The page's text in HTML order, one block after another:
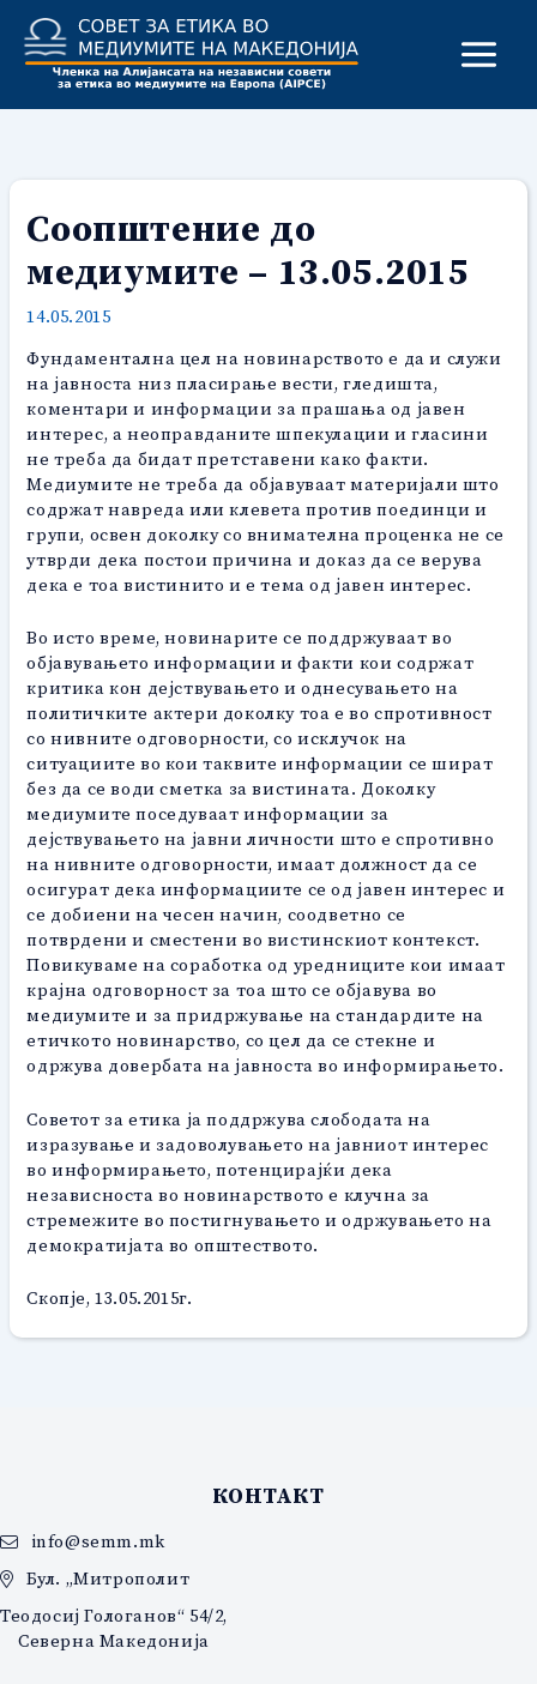
content
Соопштение до
медиумите – 13.05.2015
14.05.2015
Фундаментална цел на новинарството е да и служи
на јавноста низ пласирање вести, гледишта,
коментари и информации за прашања од јавен
интерес, а неоправданите шпекулации и гласини
не треба да бидат претставени како факти.
Медиумите не треба да објавуваат материјали што
содржат навреда или клевета против поединци и
групи, освен доколку со внимателна проценка не се
утврди дека постои причина и доказ да се верува
дека е тоа вистинито и е тема од јавен интерес.
Во исто време, новинарите се поддржуваат во
објавувањето информации и факти кои содржат
критика кон дејствувањето и однесувањето на
политичките актери доколку тоа е во спротивност
со нивните одговорности, со исклучок на
ситуациите во кои таквите информации се шират
без да се води сметка за вистината. Доколку
медиумите поседуваат информации за
дејствувањето на јавни личности што е спротивно
на нивните одговорности, имаат должност да се
осигурат дека информациите се од јавен интерес и
се добиени на чесен начин, соодветно се
потврдени и сместени во вистинскиот контекст.
Повикуваме на соработка од уредниците кои имаат
крајна одговорност за тоа што се објавува во
медиумите и за придржување на стандардите на
етичкото новинарство, со цел да се стекне и
одржува довербата на јавноста во информирањето.
Советот за етика ја поддржува слободата на
изразување и задоволувањето на јавниот интерес
во информирањето, потенцирајќи дека
независноста во новинарството е клучна за
стремежите во постигнувањето и одржувањето на
демократијата во општеството.
Скопје, 13.05.2015г.
КОНТАКТ
info@semm.mk
Бул. „Митрополит
Теодосиј Гологанов“ 54/2,
Северна Македонија